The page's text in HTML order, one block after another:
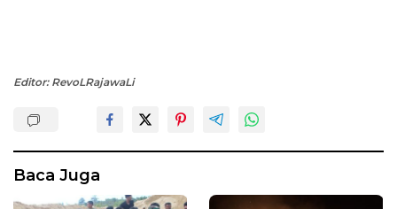
Editor: RevoLRajawaLi
Baca Juga